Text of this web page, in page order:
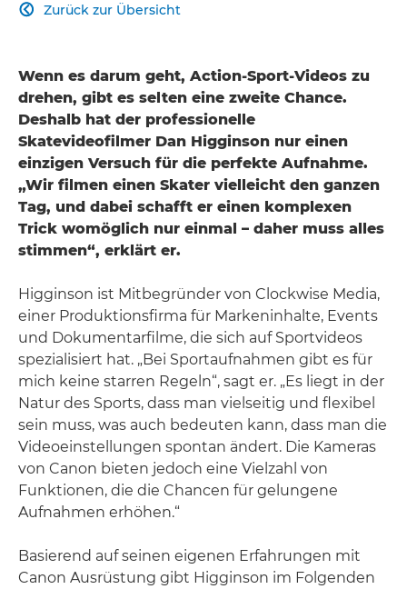
Zurück zur Übersicht

Wenn es darum geht, Action-Sport-Videos zu
drehen, gibt es selten eine zweite Chance.
Deshalb hat der professionelle
Skatevideofilmer Dan Higginson nur einen
einzigen Versuch für die perfekte Aufnahme.
„Wir filmen einen Skater vielleicht den ganzen
Tag, und dabei schafft er einen komplexen
Trick womöglich nur einmal – daher muss alles
stimmen“, erklärt er.
Higginson ist Mitbegründer von Clockwise Media,
einer Produktionsfirma für Markeninhalte, Events
und Dokumentarfilme, die sich auf Sportvideos
spezialisiert hat. „Bei Sportaufnahmen gibt es für
mich keine starren Regeln“, sagt er. „Es liegt in der
Natur des Sports, dass man vielseitig und flexibel
sein muss, was auch bedeuten kann, dass man die
Videoeinstellungen spontan ändert. Die Kameras
von Canon bieten jedoch eine Vielzahl von
Funktionen, die die Chancen für gelungene
Aufnahmen erhöhen.“
Basierend auf seinen eigenen Erfahrungen mit
Canon Ausrüstung gibt Higginson im Folgenden